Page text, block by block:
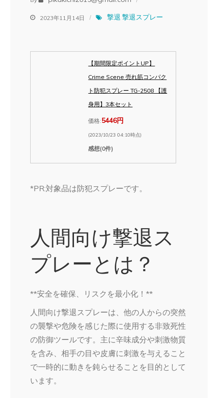
2023年11月14日 撃退 撃退スプレー
【期間限定ポイントUP】
Crime Scene 売れ筋コンパク
ト防犯スプレー TG-2508 【護
身用】3本セット
価格:5446円
(2023/10/23 04:10時点)
感想(0件)
*PR:対象品は防犯スプレーです。
人間向け撃退ス
プレーとは？
**安全を確保、リスクを最小化！**
人間向け撃退スプレーは、他の人からの突然
の襲撃や危険を感じた際に使用する非致死性
の防御ツールです。主に辛味成分や刺激物質
を含み、相手の目や皮膚に刺激を与えること
で一時的に動きを鈍らせることを目的として
います。